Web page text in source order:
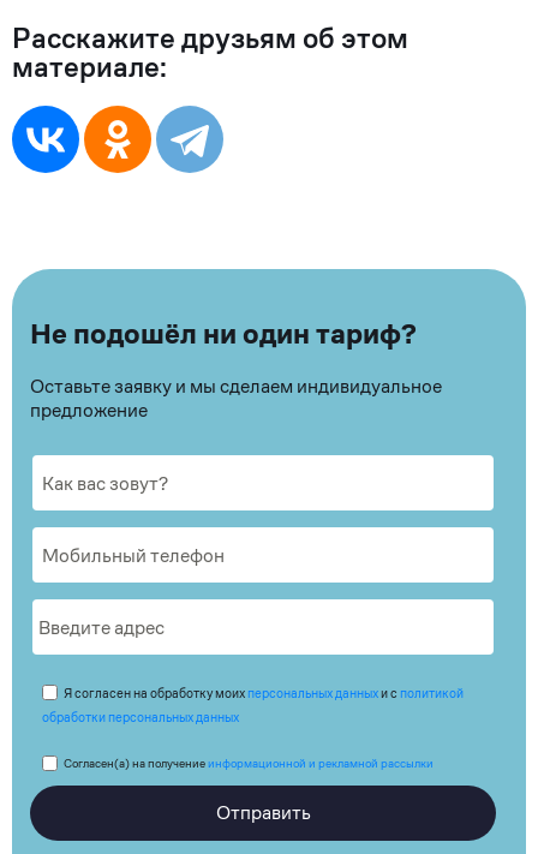
Расскажите друзьям об этом
материале:
Не подошёл ни один тариф?
Оставьте заявку и мы сделаем индивидуальное
предложение
Я согласен на обработку моих персональных данныхи с политикой
обработки персональных данных
Согласен(а) на получениеинформационной и рекламной рассылки
Отправить